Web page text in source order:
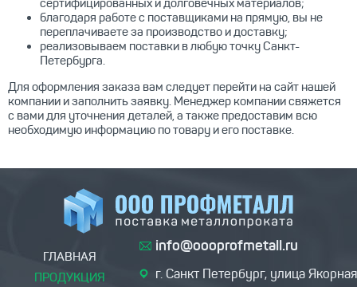
сертифицированных и долговечных материалов;
благодаря работе с поставщиками на прямую, вы не
переплачиваете за производство и доставку;
реализовываем поставки в любую точку Санкт-
Петербурга.
Для оформления заказа вам следует перейти на сайт нашей
компании и заполнить заявку. Менеджер компании свяжется
с вами для уточнения деталей, а также предоставим всю
необходимую информацию по товару и его поставке.
ГЛАВНАЯ
ПРОДУКЦИЯ
info@oooprofmetall.ru
г. Санкт Петербург, улица Якорная